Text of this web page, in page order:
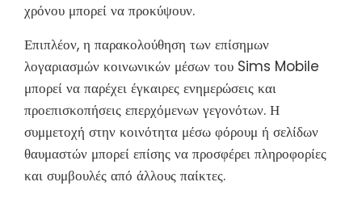
χρόνου μπορεί να προκύψουν.
Επιπλέον, η παρακολούθηση των επίσημων
λογαριασμών κοινωνικών μέσων του Sims Mobile
μπορεί να παρέχει έγκαιρες ενημερώσεις και
προεπισκοπήσεις επερχόμενων γεγονότων. Η
συμμετοχή στην κοινότητα μέσω φόρουμ ή σελίδων
θαυμαστών μπορεί επίσης να προσφέρει πληροφορίες
και συμβουλές από άλλους παίκτες.